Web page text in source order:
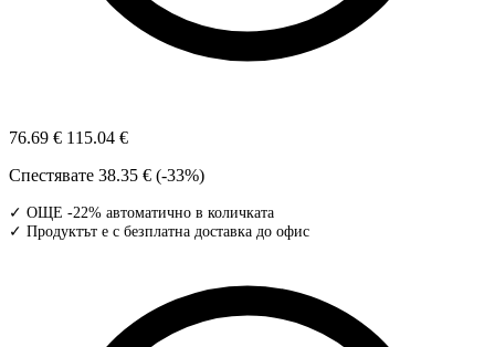
76.69 € 115.04 €
Спестявате 38.35 € (-33%)
✓ ОЩЕ -22% автоматично в количката
✓ Продуктът е с безплатна доставка до офис